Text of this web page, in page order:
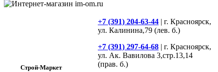
Строй-Маркет
+7 (391) 204-63-44 | г. Красноярск,
ул. Калинина,79 (лев. б.)
+7 (391) 297-64-68 | г. Красноярск,
ул. Ак. Вавилова 3,стр.13,14
(прав. б.)